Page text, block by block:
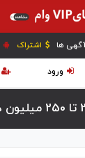
ها اشتراک
ورود